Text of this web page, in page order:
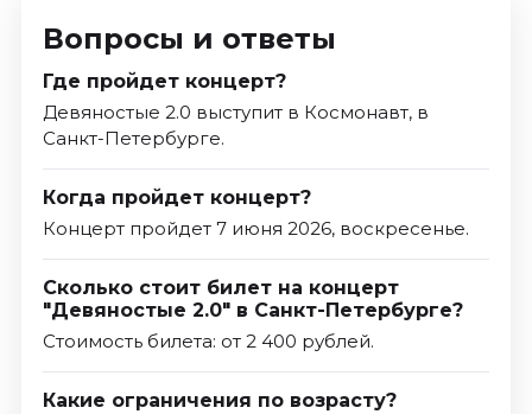
Вопросы и ответы
Где пройдет концерт?
Девяностые 2.0 выступит в Космонавт, в
Санкт-Петербурге.
Когда пройдет концерт?
Концерт пройдет 7 июня 2026, воскресенье.
Сколько стоит билет на концерт
"Девяностые 2.0" в Санкт-Петербурге?
Стоимость билета: от 2 400 рублей.
Какие ограничения по возрасту?